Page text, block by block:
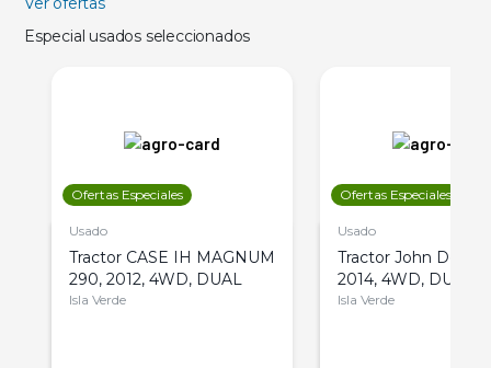
Especial usados seleccionados
Ofertas Especiales
Usado
Tractor CASE IH MAGNUM
290, 2012, 4WD, DUAL
Isla Verde
Ofertas Especiales
Usado
Tractor John Deere
2014, 4WD, DUAL
Isla Verde